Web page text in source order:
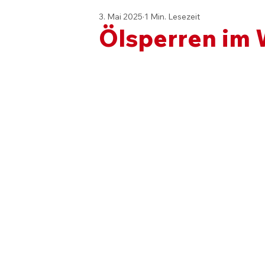
Ölsperren im
3. Mai 2025 1 Min. Lesezeit